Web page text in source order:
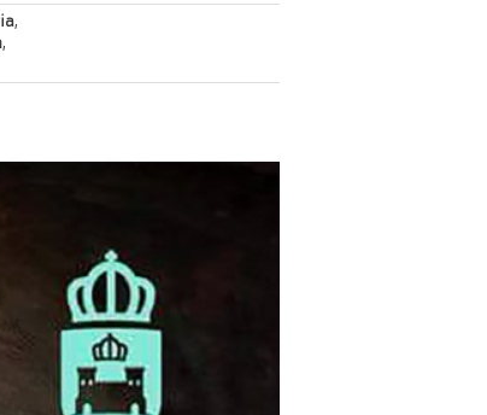
,
,